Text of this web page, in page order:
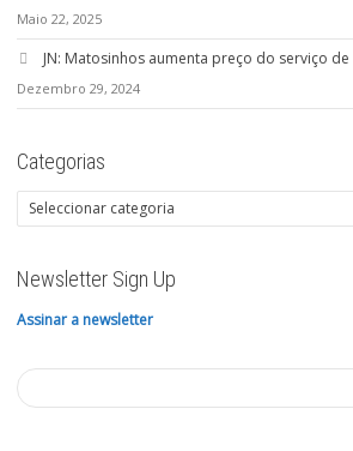
Maio 22, 2025
JN: Matosinhos aumenta preço do serviço
Dezembro 29, 2024
Categorias
Categorias
Newsletter Sign Up
Assinar a newsletter